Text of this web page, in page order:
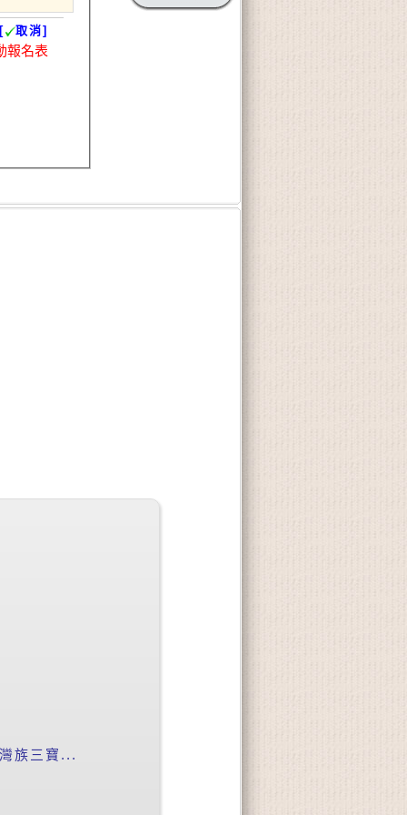
取消]
報名表
族三寶...